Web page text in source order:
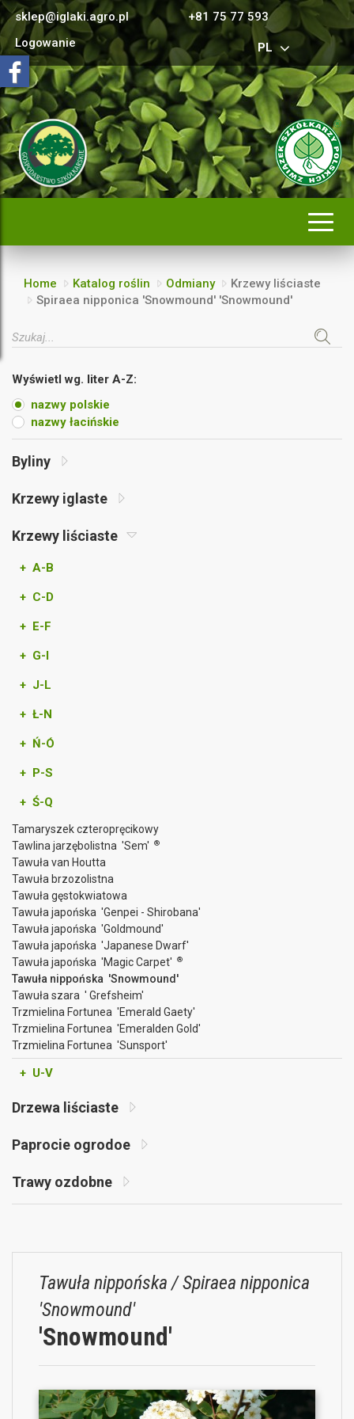
sklep@iglaki.agro.pl
+81 75 77 593
Logowanie
PL
Home Katalog roślin Odmiany
Krzewy liściaste
Spiraea nipponica 'Snowmound' 'Snowmound'
Wyświetl wg. liter A-Z:
nazwy polskie
nazwy łacińskie
Byliny
Krzewy iglaste
Krzewy liściaste
+ A-B
+ C-D
+ E-F
+ G-I
+ J-L
+ Ł-N
+ Ń-Ó
+ P-S
+ Ś-Q
Tamaryszek czteropręcikowy
Tawlina jarzębolistna 'Sem'
®
Tawuła van Houtta
Tawuła brzozolistna
Tawuła gęstokwiatowa
Tawuła japońska 'Genpei - Shirobana'
Tawuła japońska 'Goldmound'
Tawuła japońska 'Japanese Dwarf'
Tawuła japońska 'Magic Carpet'
®
Tawuła nippońska 'Snowmound'
Tawuła szara ' Grefsheim'
Trzmielina Fortunea 'Emerald Gaety'
Trzmielina Fortunea 'Emeralden Gold'
Trzmielina Fortunea 'Sunsport'
+ U-V
Drzewa liściaste
Paprocie ogrodoe
Trawy ozdobne
Tawuła nippońska / Spiraea nipponica
'Snowmound'
'Snowmound'